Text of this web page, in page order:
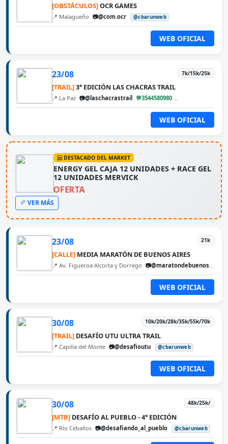
[OBSTÁCULOS]OCR GAMES
📍 Malagueño 📷@com.ocr @cbarunweb
WEB OFICIAL
23/08 7k/15k/25k
[TRAIL]3° EDICIÓN LAS CHACRAS TRAIL
📍 La Paz 📷@laschacrastrail 💬3544580980
WEB OFICIAL
DESTACADO DEL MARKET
ENERGY GEL CAJA 12 UNIDADES + RACE GEL
12 UNIDADES MERVICK
OFERTA
VER MÁS
23/08 21k
[CALLE] MEDIA MARATÓN DE BUENOS AIRES
📍 Av. Figueroa Alcorta y Dorrego 📷@maratondebuenosaires
WEB OFICIAL
30/08 10k/20k/28k/35k/55k/70k
[TRAIL] DESAFÍO UTU ULTRA TRAIL
📍 Capilla del Monte 📷@desafioutu @cbarunweb
WEB OFICIAL
30/08 48k/25k/
[MTB] DESAFÍO AL PUEBLO - 4° EDICIÓN
📍 Río Ceballos 📷@desafiando_al_pueblo @cbarunweb